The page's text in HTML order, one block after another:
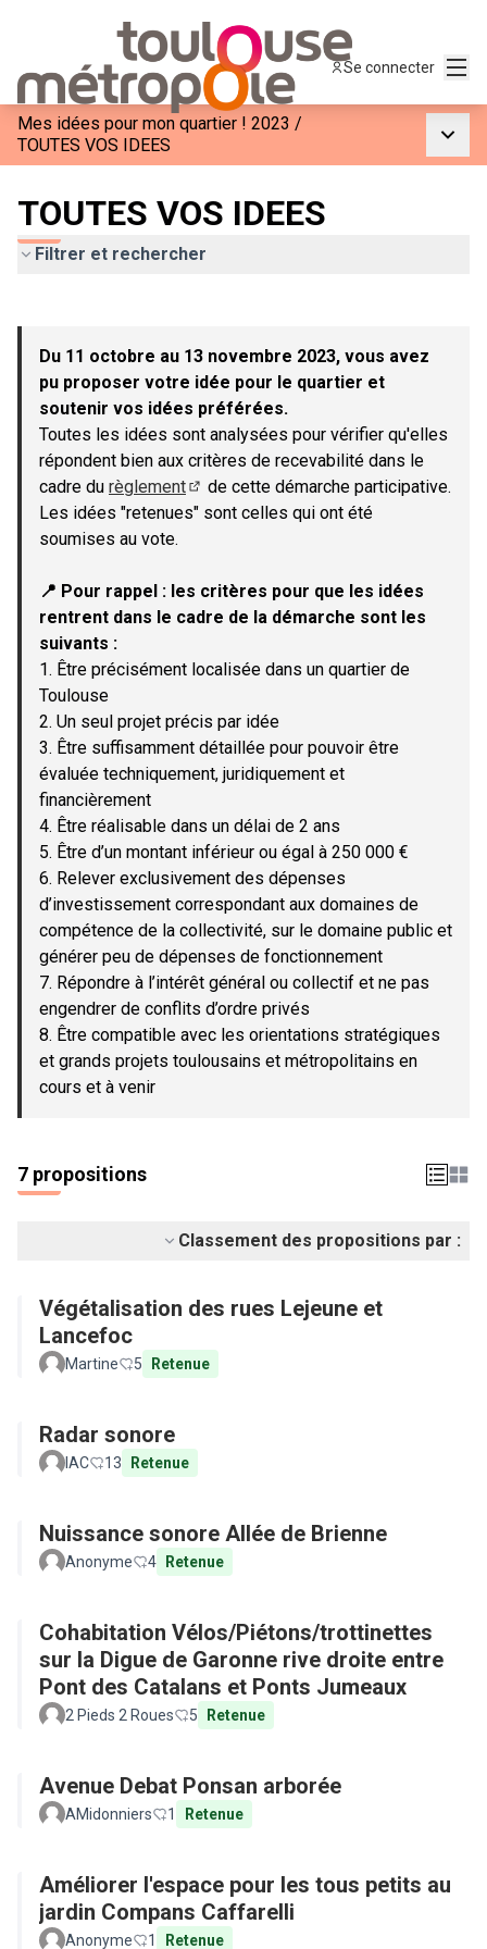
Se connecter
Mes idées pour mon quartier ! 2023 /
TOUTES VOS IDEES
TOUTES VOS IDEES
Filtrer et rechercher
−
Du 11 octobre au 13 novembre 2023, vous avez
pu proposer votre idée pour le quartier et
soutenir vos idées préférées.
Toutes les idées sont analysées pour vérifier qu'elles
répondent bien aux critères de recevabilité dans le
cadre du règlement
(Lien externe)
de cette démarche participative.
Les idées "retenues" sont celles qui ont été
soumises au vote.
📍 Pour rappel : les critères pour que les idées
rentrent dans le cadre de la démarche sont les
suivants :
1. Être précisément localisée dans un quartier de
Toulouse
2. Un seul projet précis par idée
3. Être suffisamment détaillée pour pouvoir être
évaluée techniquement, juridiquement et
financièrement
4. Être réalisable dans un délai de 2 ans
5. Être d’un montant inférieur ou égal à 250 000 €
6. Relever exclusivement des dépenses
d’investissement correspondant aux domaines de
compétence de la collectivité, sur le domaine public et
générer peu de dépenses de fonctionnement
7. Répondre à l’intérêt général ou collectif et ne pas
engendrer de conflits d’ordre privés
8. Être compatible avec les orientations stratégiques
et grands projets toulousains et métropolitains en
cours et à venir
7 propositions
Classement des propositions par :
Végétalisation des rues Lejeune et
Lancefoc
Martine 5 Retenue
Radar sonore
IAC 13 Retenue
Nuissance sonore Allée de Brienne
Anonyme 4 Retenue
Cohabitation Vélos/Piétons/trottinettes
sur la Digue de Garonne rive droite entre
Pont des Catalans et Ponts Jumeaux
2 Pieds 2 Roues 5 Retenue
Avenue Debat Ponsan arborée
AMidonniers 1 Retenue
Améliorer l'espace pour les tous petits au
jardin Compans Caffarelli
Anonyme 1 Retenue